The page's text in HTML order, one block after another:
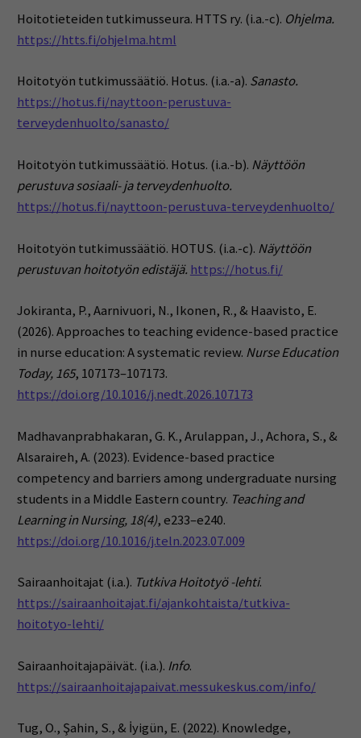
Hoitotieteiden tutkimusseura. HTTS ry. (i.a.-c). Ohjelma.
https://htts.fi/ohjelma.html
Hoitotyön tutkimussäätiö. Hotus. (i.a.-a). Sanasto.
https://hotus.fi/nayttoon-perustuva-
terveydenhuolto/sanasto/
Hoitotyön tutkimussäätiö. Hotus. (i.a.-b). Näyttöön
perustuva sosiaali- ja terveydenhuolto.
https://hotus.fi/nayttoon-perustuva-terveydenhuolto/
Hoitotyön tutkimussäätiö. HOTUS. (i.a.-c). Näyttöön
perustuvan hoitotyön edistäjä. https://hotus.fi/
Jokiranta, P., Aarnivuori, N., Ikonen, R., & Haavisto, E.
(2026). Approaches to teaching evidence-based practice
in nurse education: A systematic review. Nurse Education
Today, 165, 107173–107173.
https://doi.org/10.1016/j.nedt.2026.107173
Madhavanprabhakaran, G. K., Arulappan, J., Achora, S., &
Alsaraireh, A. (2023). Evidence-based practice
competency and barriers among undergraduate nursing
students in a Middle Eastern country. Teaching and
Learning in Nursing, 18(4), e233–e240.
https://doi.org/10.1016/j.teln.2023.07.009
Sairaanhoitajat (i.a.). Tutkiva Hoitotyö -lehti.
https://sairaanhoitajat.fi/ajankohtaista/tutkiva-
hoitotyo-lehti/
Sairaanhoitajapäivät. (i.a.). Info.
https://sairaanhoitajapaivat.messukeskus.com/info/
Tug, O., Şahin, S., & İyigün, E. (2022). Knowledge,